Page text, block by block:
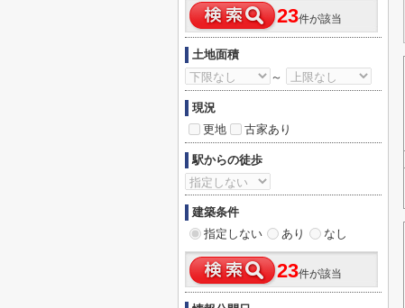
23件が該当
土地面積
～
現況
更地
古家あり
駅からの徒歩
建築条件
指定しない
あり なし
23件が該当